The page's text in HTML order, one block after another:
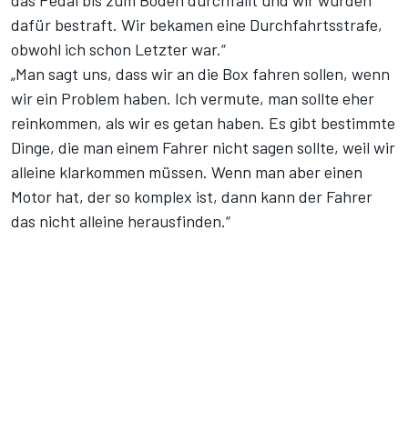
dafür bestraft. Wir bekamen eine Durchfahrtsstrafe,
obwohl ich schon Letzter war.“
„Man sagt uns, dass wir an die Box fahren sollen, wenn
wir ein Problem haben. Ich vermute, man sollte eher
reinkommen, als wir es getan haben. Es gibt bestimmte
Dinge, die man einem Fahrer nicht sagen sollte, weil wir
alleine klarkommen müssen. Wenn man aber einen
Motor hat, der so komplex ist, dann kann der Fahrer
das nicht alleine herausfinden.“